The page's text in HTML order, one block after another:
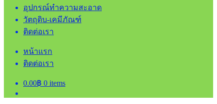
อุปกรณ์ทำความสะอาด
วัตถุดิบ-เคมีภัณฑ์
ติดต่อเรา
หน้าแรก
ติดต่อเรา
0.00฿ 0 items